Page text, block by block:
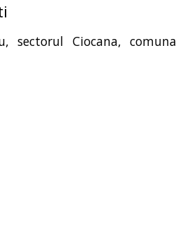
sectorul Ciocana, comuna